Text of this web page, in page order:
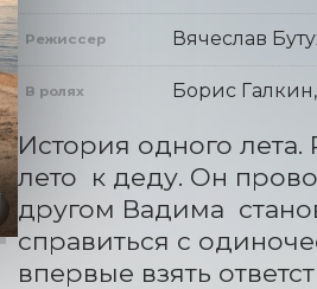
Режиссер Вячеслав
В ролях Борис
История одного лета.
лето  к деду. Он
другом Вадима
справиться с
впервые взять